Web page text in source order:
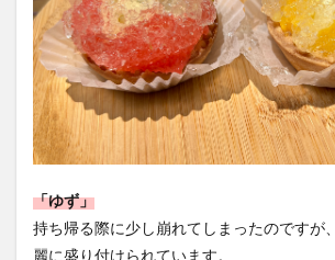
「ゆず」
持ち帰る際に少し崩れてしまったのですが
麗に盛り付けられています。
タルトとジュレの間にゆずの果肉が乗って